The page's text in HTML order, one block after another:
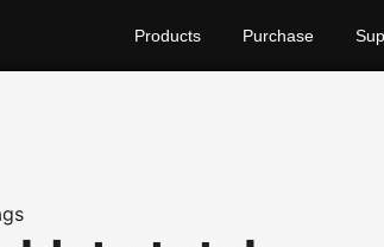
Products Purchase